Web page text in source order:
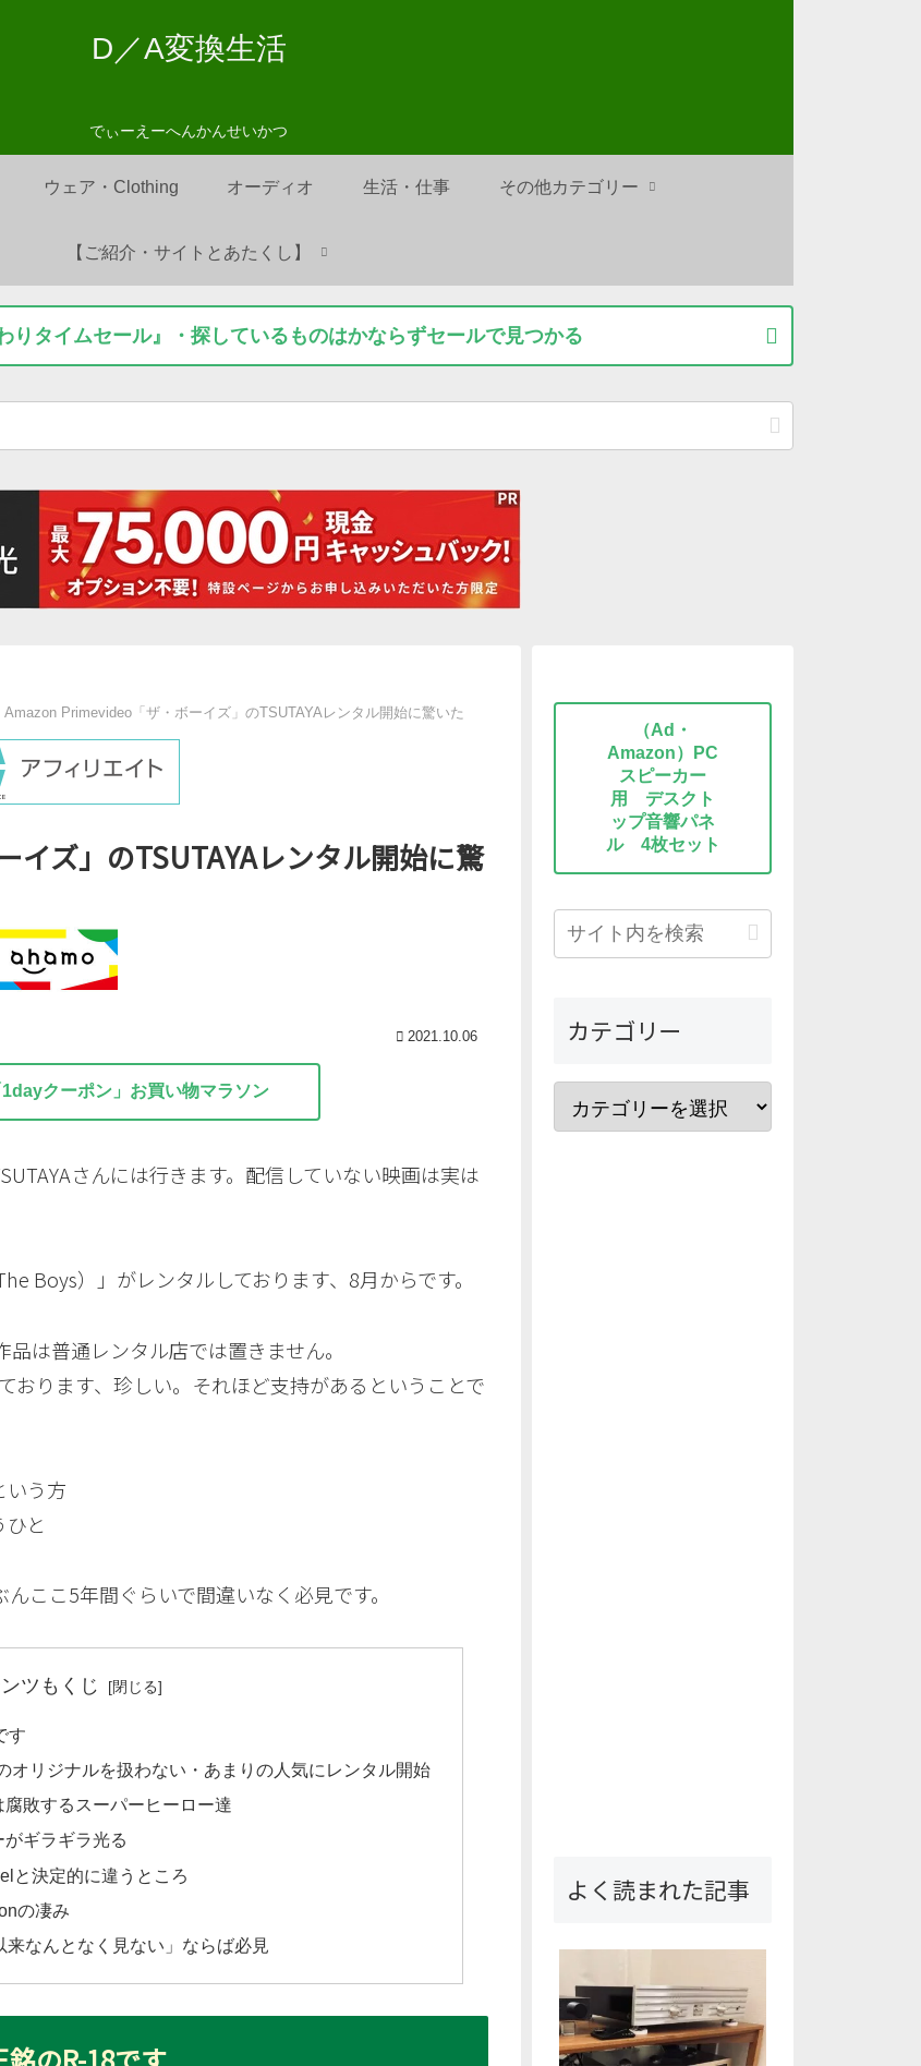
D／A変換生活
でぃーえーへんかんせいかつ
ウェア・Clothing オーディオ 生活・仕事 その他カテゴリー
【ご紹介・サイトとあたくし】
りタイムセール』・探しているものはかならずセールで見つかる
Amazon Primevideo「ザ・ボーイズ」のTSUTAYAレンタル開始に驚いた
ズ」のTSUTAYAレンタル開始に驚
2021.10.06
1dayクーポン」お買い物マラソン
さんには行きます。配信していない映画は実は
Boys）」がレンタルしております、8月からです。
は普通レンタル店では置きません。
おります、珍しい。それほど支持があるということで
いう方
と
ここ5年間ぐらいで間違いなく必見です。
ツもくじ
す
オリジナルを扱わない・あまりの人気にレンタル開始
敗するスーパーヒーロー達
がギラギラ光る
と決定的に違うところ
の凄み
来なんとなく見ない」ならば必見
（Ad・
Amazon）PC
スピーカー
用 デスクト
ップ音響パネ
ル 4枚セット
カテゴリー
よく読まれた記事